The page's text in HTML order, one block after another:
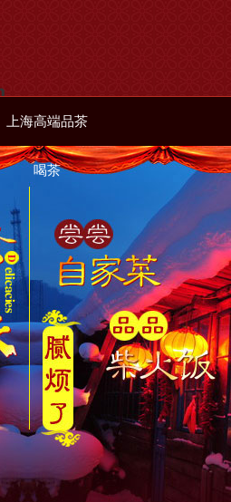
上海高端品茶
喝茶